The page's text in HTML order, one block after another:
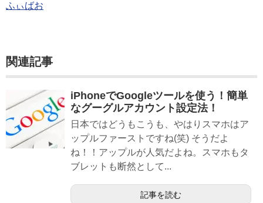
ふぃばお
関連記事
iPhoneでGoogleツールを使う！簡単
なグーグルアカウント設定法！
日本ではどうもこうも、やはりスマホはア
ップルファーストですね(笑) そうだよ
ね！！アップルが人気だよね。スマホもタ
ブレットも断然として...
記事を読む